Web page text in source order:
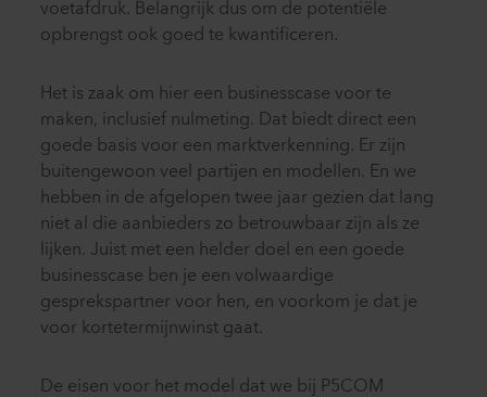
voetafdruk. Belangrijk dus om de potentiële
opbrengst ook goed te kwantificeren.
Het is zaak om hier een businesscase voor te
maken, inclusief nulmeting. Dat biedt direct een
goede basis voor een marktverkenning. Er zijn
buitengewoon veel partijen en modellen. En we
hebben in de afgelopen twee jaar gezien dat lang
niet al die aanbieders zo betrouwbaar zijn als ze
lijken. Juist met een helder doel en een goede
businesscase ben je een volwaardige
gesprekspartner voor hen, en voorkom je dat je
voor kortetermijnwinst gaat.
De eisen voor het model dat we bij P5COM